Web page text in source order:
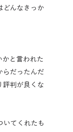
どんなきっか
かと言われた
らだったんだ
評判が良くな
いてくれたも